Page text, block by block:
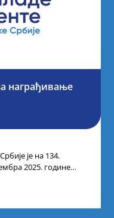
награђивање
је на 134.
2025. године